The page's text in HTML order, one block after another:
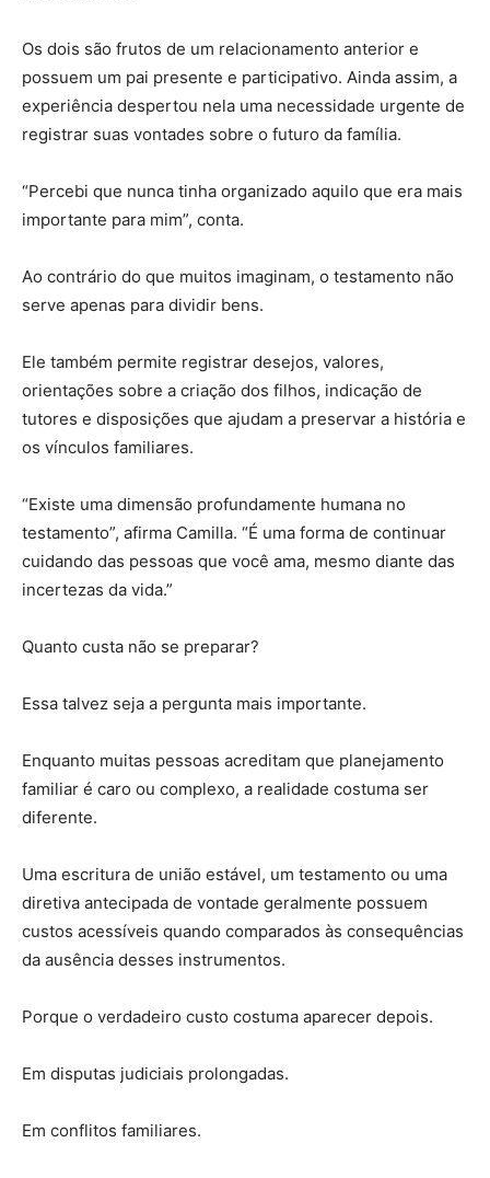
Os dois são frutos de um relacionamento anterior e
possuem um pai presente e participativo. Ainda assim, a
experiência despertou nela uma necessidade urgente de
registrar suas vontades sobre o futuro da família.
“Percebi que nunca tinha organizado aquilo que era mais
importante para mim”, conta.
Ao contrário do que muitos imaginam, o testamento não
serve apenas para dividir bens.
Ele também permite registrar desejos, valores,
orientações sobre a criação dos filhos, indicação de
tutores e disposições que ajudam a preservar a história e
os vínculos familiares.
“Existe uma dimensão profundamente humana no
testamento”, afirma Camilla. “É uma forma de continuar
cuidando das pessoas que você ama, mesmo diante das
incertezas da vida.”
Quanto custa não se preparar?
Essa talvez seja a pergunta mais importante.
Enquanto muitas pessoas acreditam que planejamento
familiar é caro ou complexo, a realidade costuma ser
diferente.
Uma escritura de união estável, um testamento ou uma
diretiva antecipada de vontade geralmente possuem
custos acessíveis quando comparados às consequências
da ausência desses instrumentos.
Porque o verdadeiro custo costuma aparecer depois.
Em disputas judiciais prolongadas.
Em conflitos familiares.